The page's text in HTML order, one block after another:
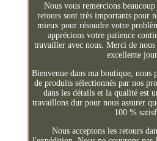
Nous vous remercions
retours sont très importants pour
mieux pour résoudre votre
apprécions votre patience
travailler avec nous. Merci de nous
excellente
Bienvenue dans ma boutique, nous
de produits sélectionnés par nos
dans les détails et la qualité est
travaillons dur pour nous assurer
100 %
Nous acceptons les retours